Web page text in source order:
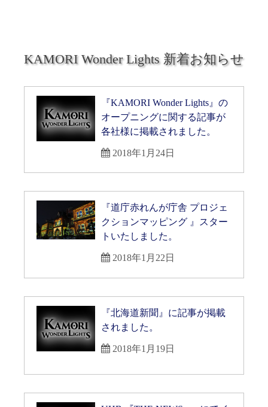
KAMORI Wonder Lights 新着お知らせ
『KAMORI Wonder Lights』の
オープニングに関する記事が
各社様に掲載されました。
2018年1月24日
『道庁赤れんが庁舎 プロジェ
クションマッピング 』スター
トいたしました。
2018年1月22日
『北海道新聞』に記事が掲載
されました。
2018年1月19日